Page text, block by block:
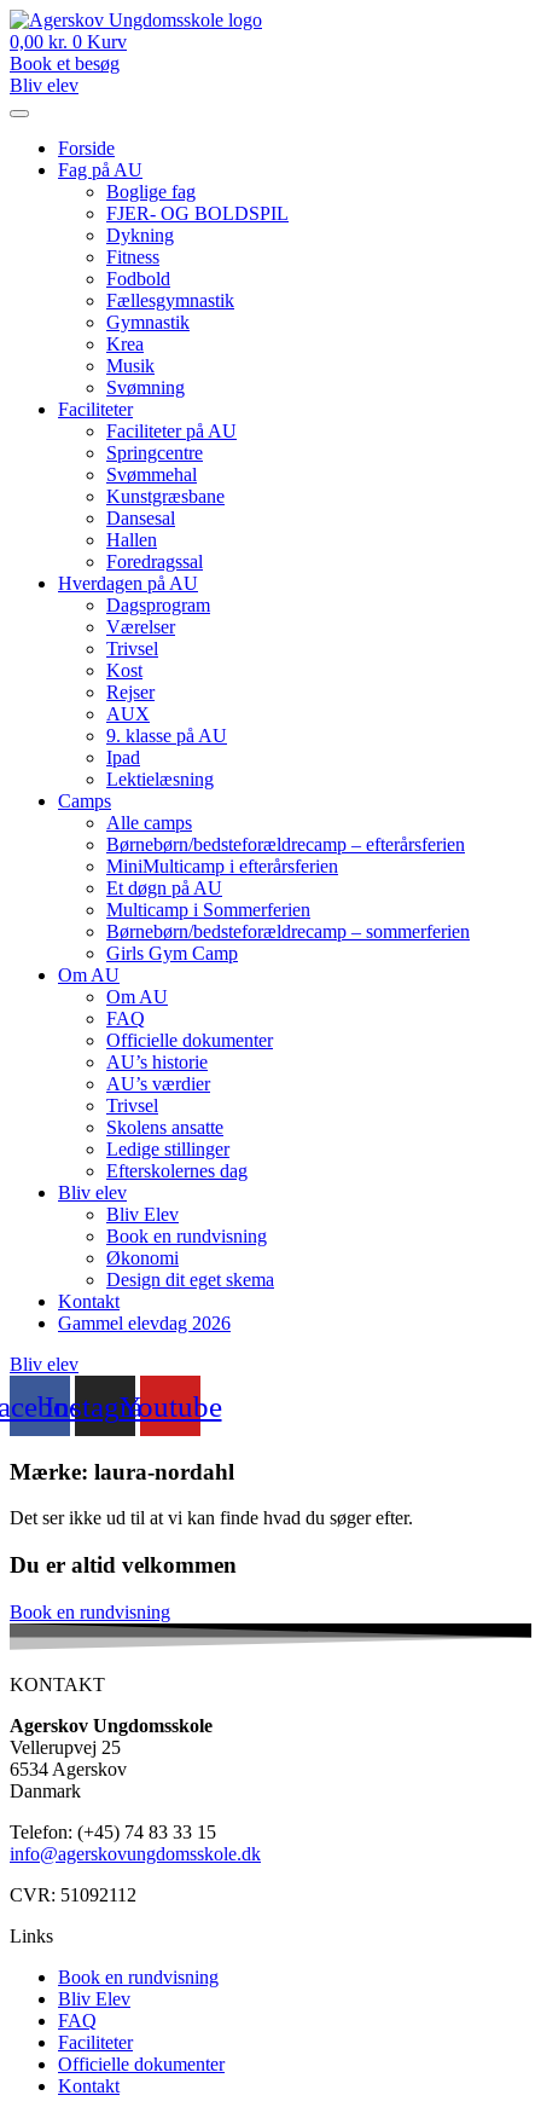
Videre
til
indhold
0,00 kr. 0 Kurv
Book et besøg
Bliv elev
Forside
Fag på AU
Boglige fag
FJER- OG BOLDSPIL
Dykning
Fitness
Fodbold
Fællesgymnastik
Gymnastik
Krea
Musik
Svømning
Faciliteter
Faciliteter på AU
Springcentre
Svømmehal
Kunstgræsbane
Dansesal
Hallen
Foredragssal
Hverdagen på AU
Dagsprogram
Værelser
Trivsel
Kost
Rejser
AUX
9. klasse på AU
Ipad
Lektielæsning
Camps
Alle camps
Børnebørn/bedste­forældre­camp – efterårsferien
MiniMulti­camp i efterårsferien
Et døgn på AU
Multi­camp i Sommerferien
Børnebørn/bedste­forældre­camp – sommerferien
Girls Gym Camp
Om AU
Om AU
FAQ
Officielle dokumenter
AU’s historie
AU’s værdier
Trivsel
Skolens ansatte
Ledige stillinger
Efterskolernes dag
Bliv elev
Bliv Elev
Book en rundvisning
Økonomi
Design dit eget skema
Kontakt
Gammel elevdag 2026
Bliv elev
InstagramYoutube
Mærke: laura-nordahl
Det ser ikke ud til at vi kan finde hvad du søger efter.
Du er altid velkommen
Book en rundvisning
KONTAKT
Agerskov Ungdomsskole
Vellerupvej 25
6534 Agerskov
Danmark
Telefon: (+45) 74 83 33 15
info@agerskovungdomsskole.dk
CVR: 51092112
Links
Book en rundvisning
Bliv Elev
FAQ
Faciliteter
Officielle dokumenter
Kontakt